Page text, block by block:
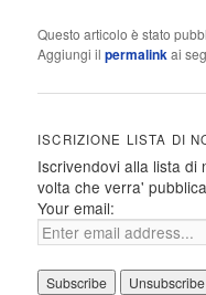
Questo articolo è stato
Aggiungi ilpermalinkai
ISCRIZIONE LISTA DI
Iscrivendovi alla lista di
volta che verra'
Your email: